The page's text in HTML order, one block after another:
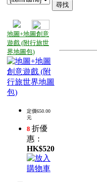
地圖+地圖創意
遊戲 (附行旅世
界地圖包)
定價650.00
元
8 折優
惠：
HK$520